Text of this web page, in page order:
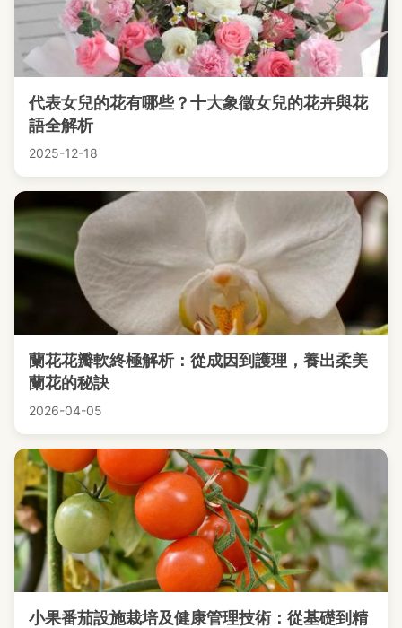
代表女兒的花有哪些？十大象徵女兒的花卉與花
語全解析
2025-12-18
蘭花花瓣軟終極解析：從成因到護理，養出柔美
蘭花的秘訣
2026-04-05
小果番茄設施栽培及健康管理技術：從基礎到精